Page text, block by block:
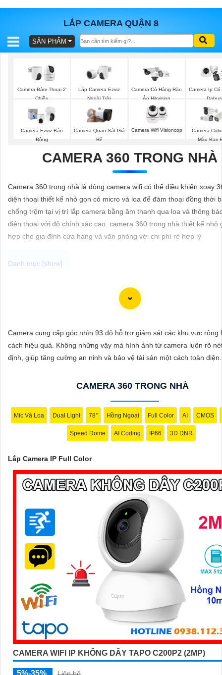
LẮP CAMERA QUẬN 8
BÁO
TRỌN
SẢN
TƯ
VẤN
LẮP
ĐẶT
PHỤ
TƯ
SẢN PHẨM
Camera Đàm Thoại 2
Chiều
Lắp Camera Ezviz
Ngoài Trời
Camera Có Hàng Rào
Ảo Hikvision
Camera Ip Có
Dahua
Camera Ezviz Báo
Động
Camera Quan Sát Giá
Rẻ
Camera Wifi Visioncop
Camera
Màu Ban
CAMERA 360 TRONG NHÀ
Camera 360 trong nhà là dòng camera wifi có thể điều khiển xoay
diện thoại thiết kế nhỏ gọn có micro và loa để đàm thoại đồng thời
chống trộm tại vị trí lắp camera bằng âm thanh qua loa và thông
điện thoại với độ chính xác cao. camera 360 trong nhà thiết kế nhỏ
hợp cho gia đình cửa hàng và văn phòng với chi phí rẻ hơp lý
Camera IP Full Color Công nghệ phù hợp sử dụng trong các môi
thị màu sắc sắc nét, camera sẽ giúp bạn giám sát đầy đủ chi tiết và
Camera cung cấp góc nhìn 93 độ hỗ trợ giám sát các khu vực rộng
cách hiệu quả. Không những vậy mà hình ảnh từ camera luôn rõ
định, giúp tăng cường an ninh và bảo vệ tài sản một cách toàn diện.
CAMERA 360 TRONG NHÀ
Mic Và Loa Dual Light 78° Hồng Ngoại Full Color AI CMOS
Speed Dome AI Coding IP66 3D DNR
Lắp Camera IP Full Color
CAMERA WIFI IP KHÔNG DÂY TAPO C200P2 (2MP)
5%-35%
Liên hệ